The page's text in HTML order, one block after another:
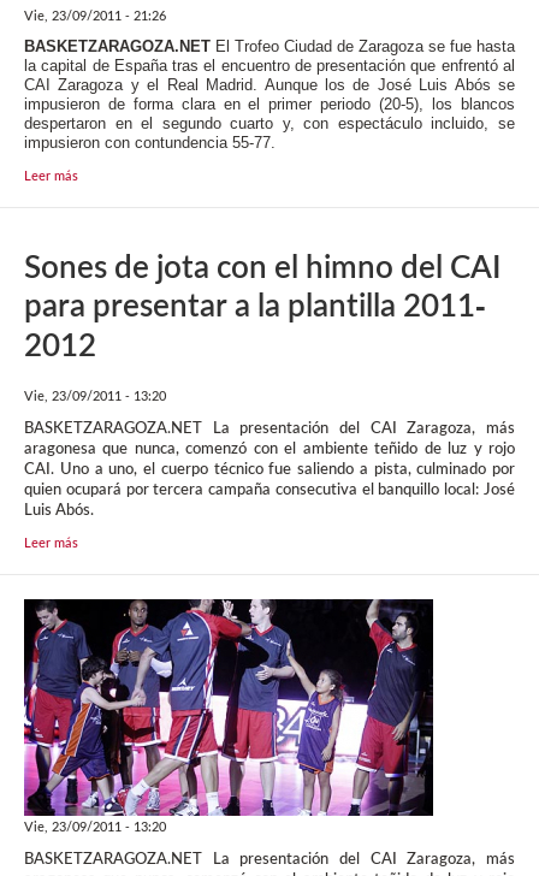
Vie, 23/09/2011 - 21:26
BASKETZARAGOZA.NET El Trofeo Ciudad de Zaragoza se fue hasta
la capital de España tras el encuentro de presentación que enfrentó al
CAI Zaragoza y el Real Madrid. Aunque los de José Luis Abós se
impusieron de forma clara en el primer periodo (20-5), los blancos
despertaron en el segundo cuarto y, con espectáculo incluido, se
impusieron con contundencia 55-77.
Leer más
Sones de jota con el himno del CAI
para presentar a la plantilla 2011-
2012
Vie, 23/09/2011 - 13:20
BASKETZARAGOZA.NET La presentación del CAI Zaragoza, más
aragonesa que nunca, comenzó con el ambiente teñido de luz y rojo
CAI. Uno a uno, el cuerpo técnico fue saliendo a pista, culminado por
quien ocupará por tercera campaña consecutiva el banquillo local: José
Luis Abós.
Leer más
Vie, 23/09/2011 - 13:20
BASKETZARAGOZA.NET La presentación del CAI Zaragoza, más